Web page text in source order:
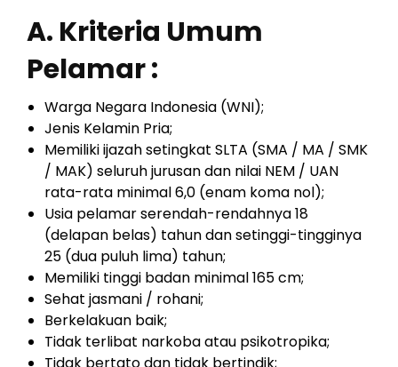
A. Kriteria Umum
Pelamar :
Warga Negara Indonesia (WNI);
Jenis Kelamin Pria;
Memiliki ijazah setingkat SLTA (SMA / MA / SMK
/ MAK) seluruh jurusan dan nilai NEM / UAN
rata-rata minimal 6,0 (enam koma nol);
Usia pelamar serendah-rendahnya 18
(delapan belas) tahun dan setinggi-tingginya
25 (dua puluh lima) tahun;
Memiliki tinggi badan minimal 165 cm;
Sehat jasmani / rohani;
Berkelakuan baik;
Tidak terlibat narkoba atau psikotropika;
Tidak bertato dan tidak bertindik;